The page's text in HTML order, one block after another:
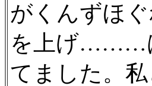
がくんずほ
を上げ………
てました。